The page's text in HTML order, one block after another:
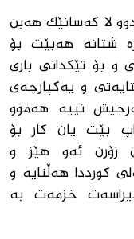
لا کەسانێک هەبن
شتانە هەبێت بۆ
بۆ تێکدانی باری
و یەکپارچەی
نییە هەموو
بێت یان کار بۆ
زۆرن ئەو هێز و
کورددا هەڵنایە و
خزمەت بە